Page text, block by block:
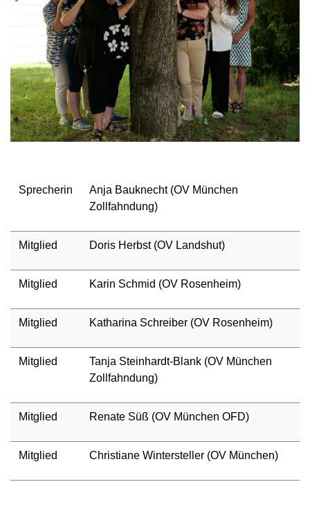
Sprecherin
Anja Bauknecht (OV München
Zollfahndung)
Mitglied Doris Herbst (OV Landshut)
Mitglied Karin Schmid (OV Rosenheim)
Mitglied Katharina Schreiber (OV Rosenheim)
Mitglied
Tanja Steinhardt-Blank (OV München
Zollfahndung)
Mitglied Renate Süß (OV München OFD)
Mitglied Christiane Wintersteller (OV München)